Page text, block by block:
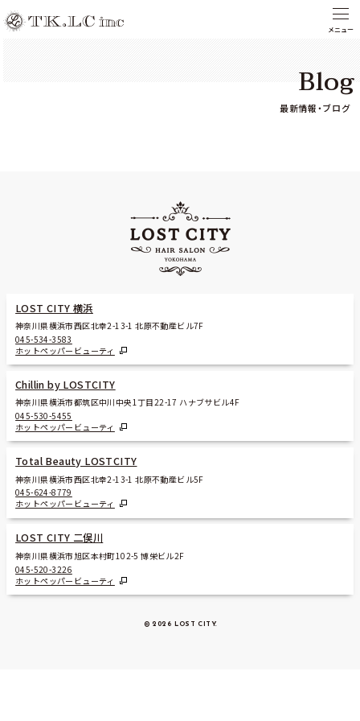
Blog
最新情報・ブログ
LOST CITY 横浜
神奈川県横浜市西区北幸2-13-1 北原不動産ビル7F
045-534-3583
ホットペッパービューティ
Chillin by LOSTCITY
神奈川県横浜市都筑区中川中央1丁目22-17 ハナブサビル4F
045-530-5455
ホットペッパービューティ
Total Beauty LOSTCITY
神奈川県横浜市西区北幸2-13-1 北原不動産ビル5F
045-624-8779
ホットペッパービューティ
LOST CITY 二俣川
神奈川県横浜市旭区本村町102-5 博栄ビル2F
045-520-3226
ホットペッパービューティ
© 2026 LOST CITY.